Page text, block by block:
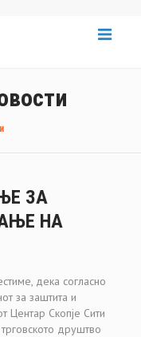
ЗА
НА
дека согласно
за заштита и
Центар Скопје Сити
друштво